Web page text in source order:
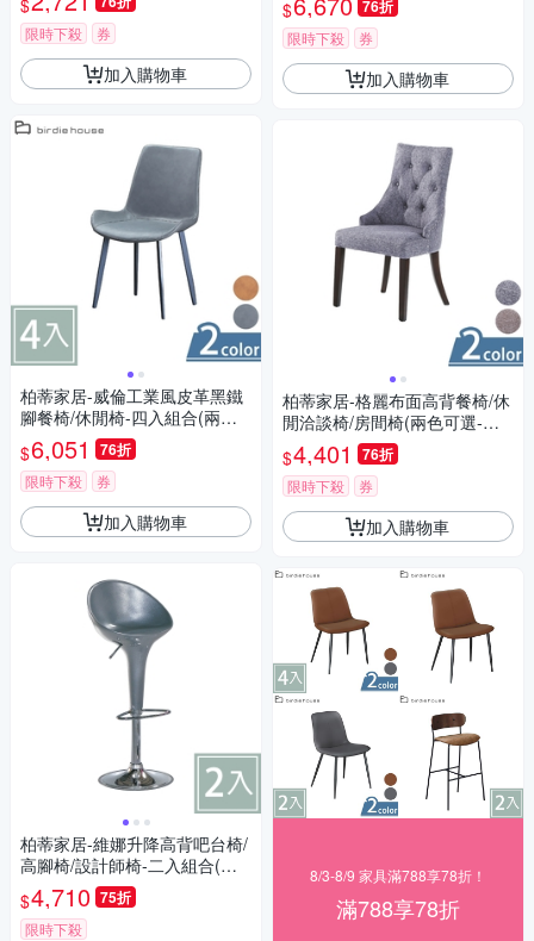
$
限時下殺 券
加入購物車
柏蒂家居-威倫工業風皮革黑鐵
腳餐椅/休閒椅-四入組合(兩色
可選-灰色/棕色)-53x55x85cm
$6,051 76折
限時下殺 券
加入購物車
柏蒂家居-維娜升降高背吧台椅/
高腳椅/設計師椅-二入組合(二
色可選)-46x40x130cm
$4,710 75折
限時下殺
$ 76折
限時下殺 券
加入購物車
柏蒂家居-格麗布面高背餐椅/休
閒洽談椅/房間椅(兩色可選-灰
色/咖啡色)-48x60x93cm
$4,401 76折
限時下殺 券
加入購物車
8/3-8/9 家具滿788享78折！
滿788享78折